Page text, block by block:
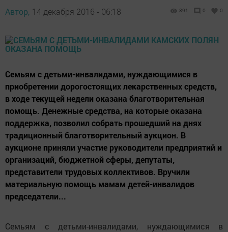
Автор, 14 декабря 2016 - 06:18 891 0 0
Семьям с детьми-инвалидами, нуждающимися в
приобретении дорогостоящих лекарственных средств,
в ходе текущей недели оказана благотворительная
помощь. Денежные средства, на которые оказана
поддержка, позволил собрать прошедший на днях
традиционный благотворительный аукцион. В
аукционе приняли участие руководители предприятий и
организаций, бюджетной сферы, депутаты,
представители трудовых коллективов. Вручили
материальную помощь мамам детей-инвалидов
председатели...
Семьям с детьми-инвалидами, нуждающимися в